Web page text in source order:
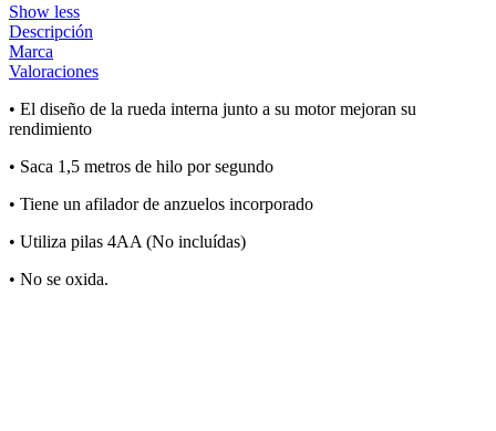
Show less
Descripción
Marca
Valoraciones
• El diseño de la rueda interna junto a su motor mejoran su
rendimiento
• Saca 1,5 metros de hilo por segundo
• Tiene un afilador de anzuelos incorporado
• Utiliza pilas 4AA (No incluídas)
• No se oxida.